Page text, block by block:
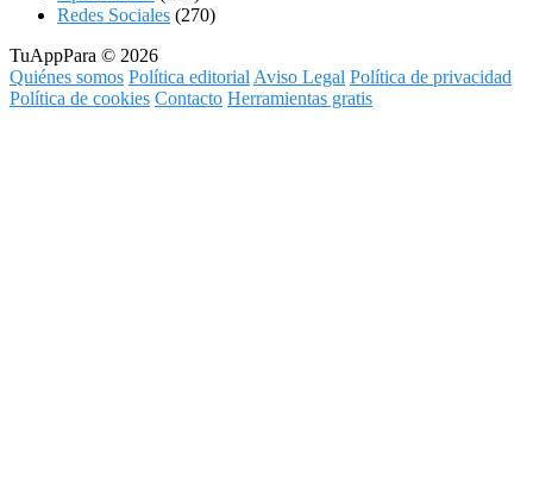
Redes Sociales (270)
TuAppPara © 2026
Quiénes somos Política editorialAviso Legal Política de privacidad
Política de cookies Contacto Herramientas gratis